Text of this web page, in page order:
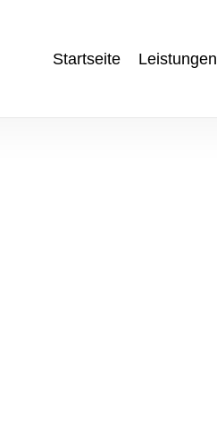
Startseite Leistungen